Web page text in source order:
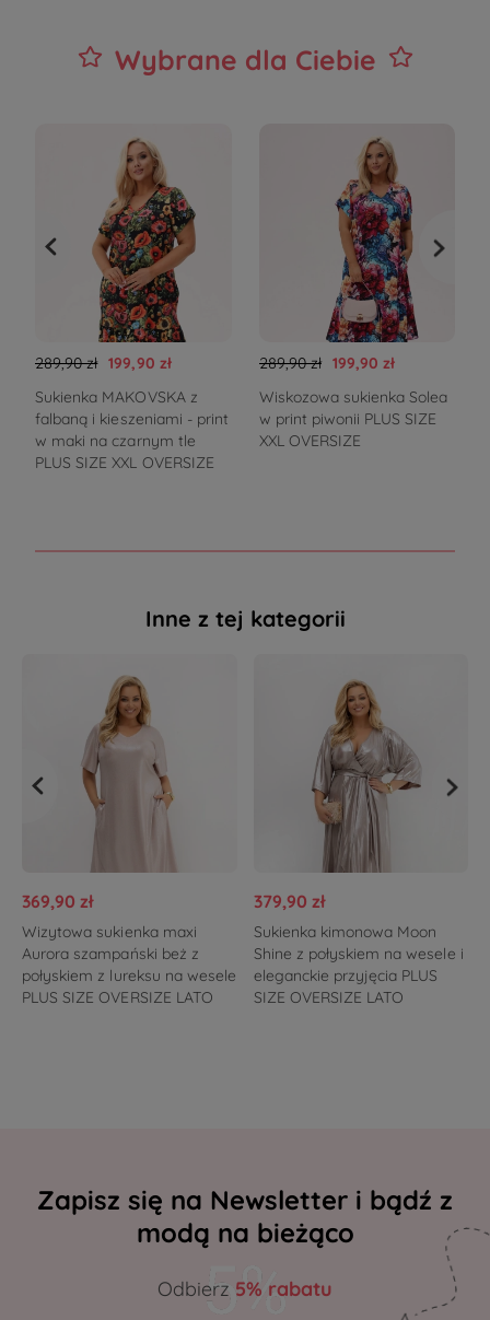
Wybrane dla Ciebie
289,90 zł 199,90 zł
Sukienka MAKOVSKA z
falbaną i kieszeniami - print
w maki na czarnym tle
PLUS SIZE XXL OVERSIZE
289,90 zł 199,90 zł
Wiskozowa sukienka Solea
w print piwonii PLUS SIZE
XXL OVERSIZE
Inne z tej kategorii
369,90 zł
Wizytowa sukienka maxi
Aurora szampański beż z
połyskiem z lureksu na wesele
PLUS SIZE OVERSIZE LATO
379,90 zł
Sukienka kimonowa Moon
Shine z połyskiem na wesele i
eleganckie przyjęcia PLUS
SIZE OVERSIZE LATO
Zapisz się na Newsletter i bądź z
modą na bieżąco
Odbierz 5% rabatu